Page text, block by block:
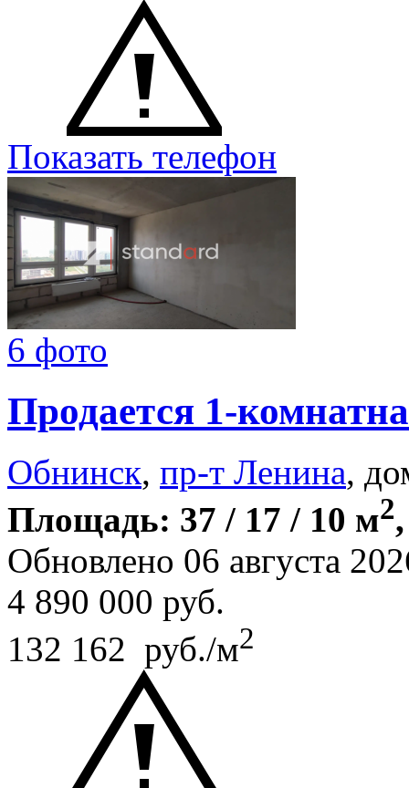
Показать телефон
6 фото
Продается 1-
Обнинск, пр-т Ленина,
Площадь: 37 / 17 / 10 м2
Обновлено 06 августа
4 890 000 руб.
132 162 руб./м2